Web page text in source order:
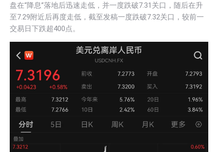
盘在“降息”落地后迅速走低，并一度跌破7.31关口，随后在升
至7.29附近后再度走低，截至发稿一度跌破7.32关口，较前一
交易日下跌超400点。